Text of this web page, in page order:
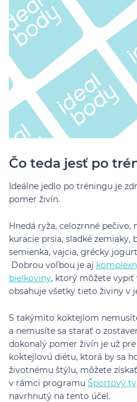
Čo teda jesť po
Ideálne jedlo po tréningu je
pomer živín.
Hnedá ryža, celozrnné
kuracie prsia, sladké zemiaky,
semienka, vajcia, grécky
Dobrou voľbou je aj
bielkoviny, ktorý môžete
obsahuje všetky tieto živiny v
S takýmito koktejlom
a nemusíte sa starať o
dokonalý pomer živín je už
koktejlovú diétu, ktorá by sa
životnému štýlu, môžete
v rámci programu Športový
navrhnutý na tento účel.